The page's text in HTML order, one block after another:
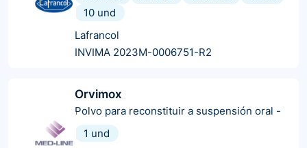
10 und
Lafrancol
INVIMA 2023M-0006751-R2
Orvimox
Polvo para reconstituir a suspensión oral -
1 und